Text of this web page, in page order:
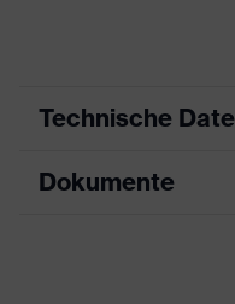
Technische
Produktart
Dokumente